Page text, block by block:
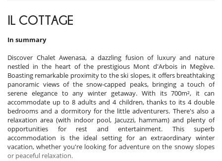
IL COTTAGE
In summary
Discover Chalet Awenasa, a dazzling fusion of luxury and nature
nestled in the heart of the prestigious Mont d'Arbois in Megève.
Boasting remarkable proximity to the ski slopes, it offers breathtaking
panoramic views of the snow-capped peaks, bringing a touch of
serene elegance to any winter getaway. With its 700m², it can
accommodate up to 8 adults and 4 children, thanks to its 4 double
bedrooms and a dormitory for the little adventurers. There's also a
relaxation area (with indoor pool, Jacuzzi, hammam) and plenty of
opportunities for rest and entertainment. This superb
accommodation is the ideal setting for an extraordinary winter
vacation, whether you're looking for adventure on the snowy slopes
or peaceful relaxation.